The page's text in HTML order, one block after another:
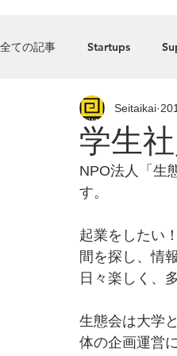
全ての記事 Startups
Press_Release food
学生
Seitaikai
NPO法人「生
す。
起業をしたい
間を探し、情
日々楽しく、
生態会は大学
体の企画運営